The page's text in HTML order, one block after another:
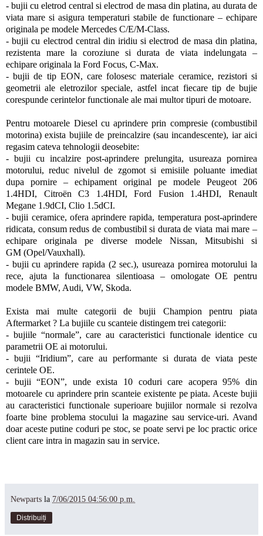
- bujii cu eletrod central si electrod de masa din platina, au durata de
viata mare si asigura temperaturi stabile de functionare – echipare
originala pe modele Mercedes C/E/M-Class.
- bujii cu electrod central din iridiu si electrod de masa din platina,
rezistenta mare la coroziune si durata de viata indelungata –
echipare originala la Ford Focus, C-Max.
- bujii de tip EON, care folosesc materiale ceramice, rezistori si
geometrii ale eletrozilor speciale, astfel incat fiecare tip de bujie
corespunde cerintelor functionale ale mai multor tipuri de motoare.
Pentru motoarele Diesel cu aprindere prin compresie (combustibil
motorina) exista bujiile de preincalzire (sau incandescente), iar aici
regasim cateva tehnologii deosebite:
- bujii cu incalzire post-aprindere prelungita, usureaza pornirea
motorului, reduc nivelul de zgomot si emisiile poluante imediat
dupa pornire – echipament original pe modele Peugeot 206
1.4HDI, Citroën C3 1.4HDI, Ford Fusion 1.4HDI, Renault
Megane 1.9dCI, Clio 1.5dCI.
- bujii ceramice, ofera aprindere rapida, temperatura post-aprindere
ridicata, consum redus de combustibil si durata de viata mai mare –
echipare originala pe diverse modele Nissan, Mitsubishi si
GM (Opel/Vauxhall).
- bujii cu aprindere rapida (2 sec.), usureaza pornirea motorului la
rece, ajuta la functionarea silentioasa – omologate OE pentru
modele BMW, Audi, VW, Skoda.
Exista mai multe categorii de bujii Champion pentru piata
Aftermarket ? La bujiile cu scanteie distingem trei categorii:
- bujiile “normale”, care au caracteristici functionale identice cu
parametrii OE ai motorului.
- bujii “Iridium”, care au performante si durata de viata peste
cerintele OE.
- bujii “EON”, unde exista 10 coduri care acopera 95% din
motoarele cu aprindere prin scanteie existente pe piata. Aceste bujii
au caracteristici functionale superioare bujiilor normale si rezolva
foarte bine problema stocului la magazine sau service-uri. Avand
doar aceste putine coduri pe stoc, se poate servi pe loc practic orice
client care intra in magazin sau in service.
Newparts la 7/06/2015 04:56:00 p.m.
Distribuiți